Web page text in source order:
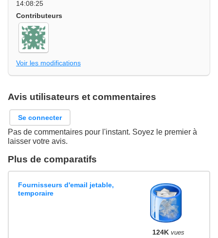
14:08:25
Contributeurs
Voir les modifications
Avis utilisateurs et commentaires
Se connecter
Pas de commentaires pour l'instant. Soyez le premier à
laisser votre avis.
Plus de comparatifs
Fournisseurs d'email jetable,
temporaire
124K vues